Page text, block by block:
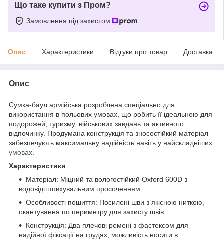
Що таке купити з Пром?
Замовлення під захистом
Опис Характеристики Відгуки про товар Доставка
Опис
Сумка-баул армійська розроблена спеціально для
використання в польових умовах, що робить її ідеальною для
подорожей, туризму, військових завдань та активного
відпочинку. Продумана конструкція та зносостійкий матеріал
забезпечують максимальну надійність навіть у найскладніших
умовах.
Характеристики
Матеріал: Міцний та вологостійкий Oxford 600D з
водовідштовхувальним просоченням.
Особливості пошиття: Посилені шви з якісною ниткою,
окантування по периметру для захисту швів.
Конструкція: Два плечові ремені з фастексом для
надійної фіксації на грудях, можливість носити в